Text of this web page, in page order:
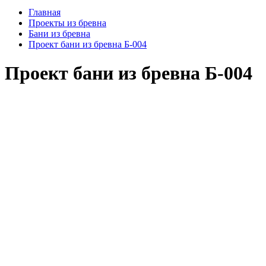
Главная
Проекты из бревна
Бани из бревна
Проект бани из бревна Б-004
Проект бани из бревна Б-004